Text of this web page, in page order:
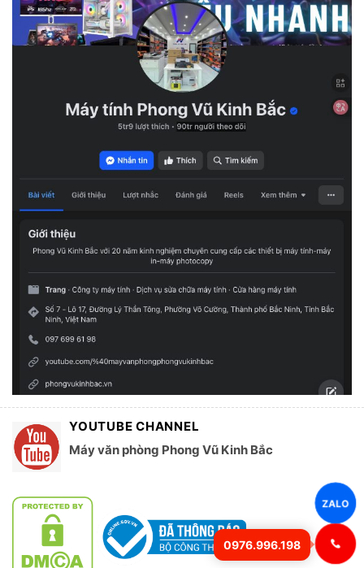
ZALO
0976.996.198
YOUTUBE CHANNEL
Máy văn phòng Phong Vũ Kinh Bắc